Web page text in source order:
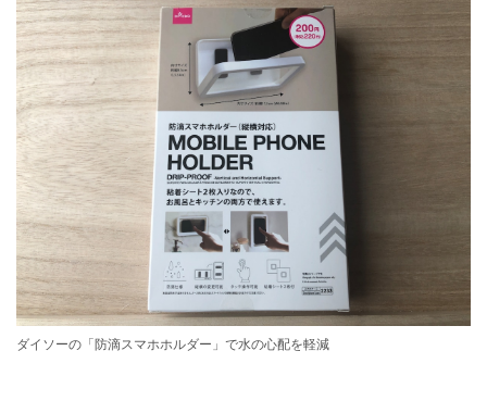
ダイソーの「防滴スマホホルダー」で水の心配を軽減